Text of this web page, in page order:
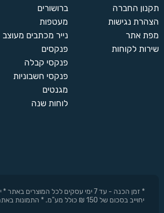
תקנון החברה
הצהרת נגישות
מפת אתר
שירות לקוחות
ברושורים
מעטפות
נייר מכתבים מעוצב
פנקסים
פנקסי קבלה
פנקסי חשבוניות
מגנטים
לוחות שנה
* זמן הכנה - עד 7 ימי עסקים לכל
יחוייב בסכום של 150 ₪ כולל מע"מ. * התמונות באתר להמחשה בלבד. * החברה רשאית להפסיק את המבצעים בכל עת וללא התראה מוקדמת.